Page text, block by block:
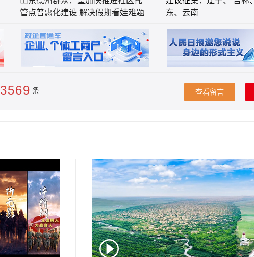
管点普惠化建设 解决假期看娃难题
东、 云南
3569 条 查看留言